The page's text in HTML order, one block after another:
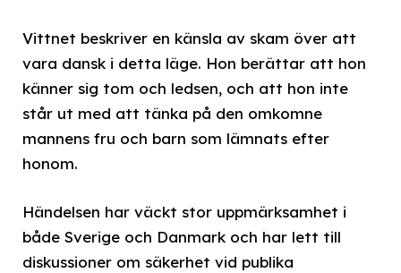
Vittnet beskriver en känsla av skam över att
vara dansk i detta läge. Hon berättar att hon
känner sig tom och ledsen, och att hon inte
står ut med att tänka på den omkomne
mannens fru och barn som lämnats efter
honom.
Händelsen har väckt stor uppmärksamhet i
både Sverige och Danmark och har lett till
diskussioner om säkerhet vid publika